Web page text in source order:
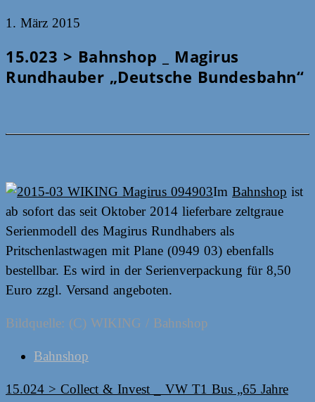
1. März 2015
15.023 > Bahnshop _ Magirus
Rundhauber „Deutsche Bundesbahn“
Im Bahnshop ist
ab sofort das seit Oktober 2014 lieferbare zeltgraue
Serienmodell des Magirus Rundhabers als
Pritschenlastwagen mit Plane (0949 03) ebenfalls
bestellbar. Es wird in der Serienverpackung für 8,50
Euro zzgl. Versand angeboten.
Bildquelle: (C) WIKING / Bahnshop
Bahnshop
Post
15.024 > Collect & Invest _ VW T1 Bus „65 Jahre